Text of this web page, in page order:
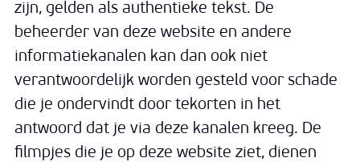
zijn, gelden als authentieke tekst. De
beheerder van deze website en andere
informatiekanalen kan dan ook niet
verantwoordelijk worden gesteld voor schade
die je ondervindt door tekorten in het
antwoord dat je via deze kanalen kreeg. De
filmpjes die je op deze website ziet, dienen